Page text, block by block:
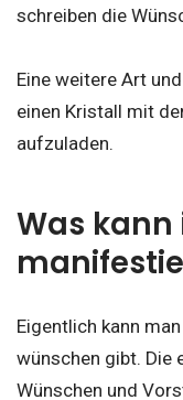
schreiben die
Eine weitere Art
einen Kristall mit
aufzuladen.
Was
Eigentlich kann
wünschen gibt. Die
Wünschen und